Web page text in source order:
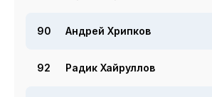
90 Андрей Хрипков
92 Радик Хайруллов